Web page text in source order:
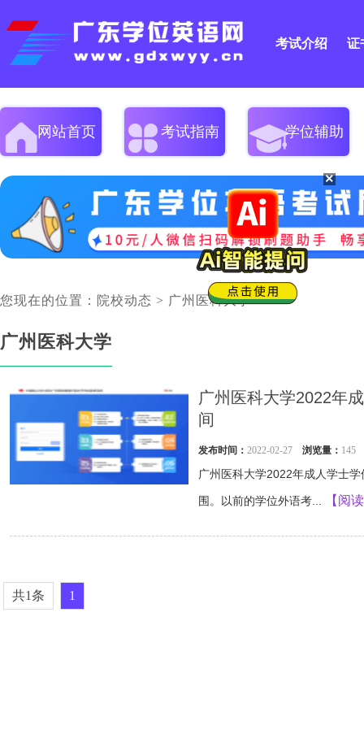
考试介绍 证
×
网站首页 考试指南 学位辅助
您现在的位置： 院校动态 > 广州医科大学>
广州医科大学
广州医科大学2022年
间
发布时间： 2022-02-27 浏览量： 145
广州医科大学2022年成人学士
围。以前的学位外语考... 【阅
共1条 1